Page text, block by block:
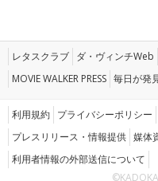
レタスクラブ ダ・ヴィンチWeb
MOVIE WALKER PRESS 毎日が発
利用規約 プライバシーポリシー
プレスリリース・情報提供 媒体
利用者情報の外部送信について